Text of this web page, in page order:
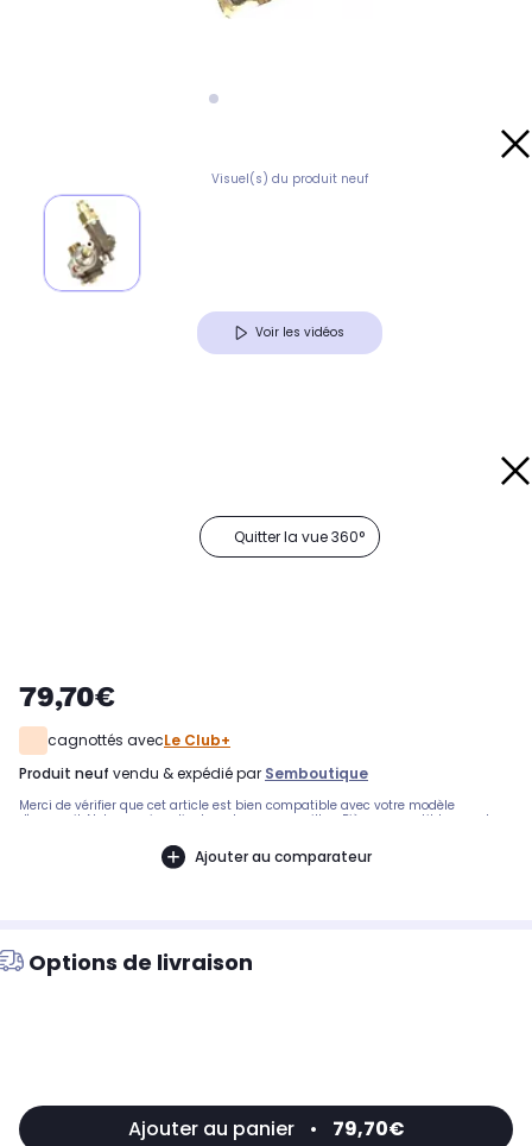
Visuel(s) du produit neuf
Voir les vidéos
Quitter la vue 360°
79,70€
cagnottés avecLe Club+
produit neuf vendu & expédié par Semboutique
Merci de vérifier que cet article est bien compatible avec votre modèle
d'appareil. Notre service client peut vous conseiller. .Pièce compatible avec les
Ajouter au comparateur
Options de livraison
Ajouter au panier • 79,70€